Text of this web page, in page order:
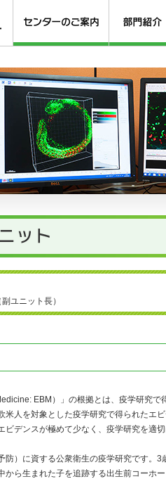
ユニット長）
EBM）」の根拠とは、疫学研究で
人を対象とした疫学研究で得られたエ
ビデンスが極めて少なく、疫学研究を適
）に資する公衆衛生の疫学研究です。3
から生まれた子を追跡する出生前コーホ